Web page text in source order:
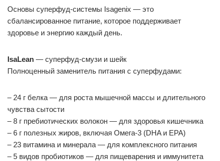
Основы суперфуд-системы Isagenix — это
сбалансированное питание, которое поддерживает
здоровье и энергию каждый день.
IsaLean — суперфуд-смузи и шейк
Полноценный заменитель питания с суперфудами:
– 24 г белка — для роста мышечной массы и длительного
чувства сытости
– 8 г пребиотических волокон — для здоровья кишечника
– 6 г полезных жиров, включая Омега-3 (DHA и EPA)
– 23 витамина и минерала — для комплексного питания
– 5 видов пробиотиков — для пищеварения и иммунитета